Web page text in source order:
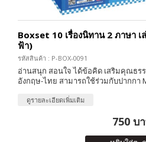
Boxset 10 เรื่องนิทาน 2 ภาษา
ฟ้า)
รหัสสินค้า : P-BOX-0091
อ่านสนุก สอนใจ ได้ข้อคิด เสริมคุณธร
อังกฤษ-ไทย สามารถใช้ร่วมกับปากกา
ดูรายละเอียดเพิ่มเติม
750 บ